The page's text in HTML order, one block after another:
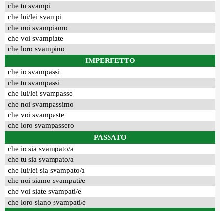
che tu svampi
che lui/lei svampi
che noi svampiamo
che voi svampiate
che loro svampino
IMPERFETTO
che io svampassi
che tu svampassi
che lui/lei svampasse
che noi svampassimo
che voi svampaste
che loro svampassero
PASSATO
che io sia svampato/a
che tu sia svampato/a
che lui/lei sia svampato/a
che noi siamo svampati/e
che voi siate svampati/e
che loro siano svampati/e